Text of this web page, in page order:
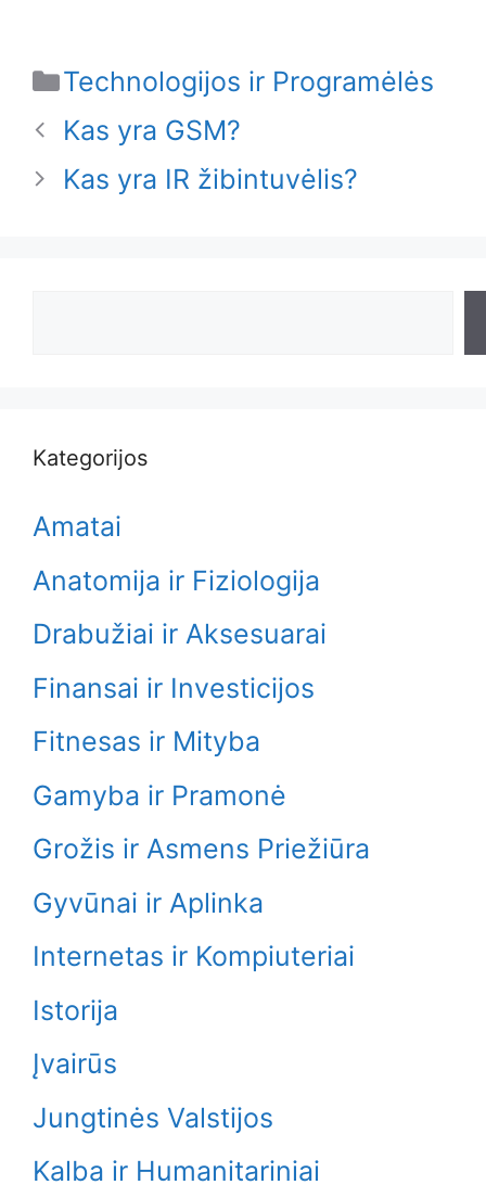
Categories
Technologijos ir Programėlės
Kas yra GSM?
Kas yra IR žibintuvėlis?
Kategorijos
Amatai
Anatomija ir Fiziologija
Drabužiai ir Aksesuarai
Finansai ir Investicijos
Fitnesas ir Mityba
Gamyba ir Pramonė
Grožis ir Asmens Priežiūra
Gyvūnai ir Aplinka
Internetas ir Kompiuteriai
Istorija
Įvairūs
Jungtinės Valstijos
Kalba ir Humanitariniai